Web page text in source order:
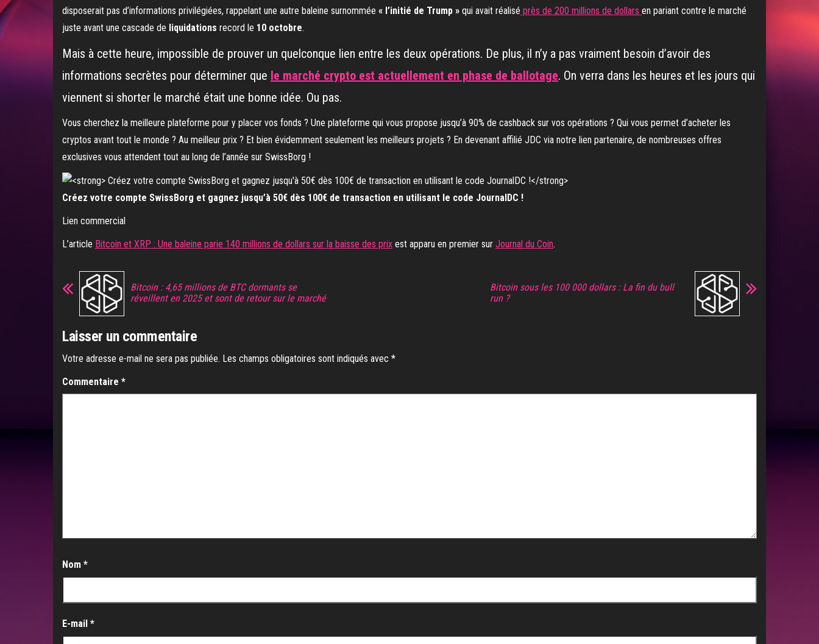
disposerait pas d’informations privilégiées, rappelant une autre baleine surnommée « l’initié de Trump » qui avait réalisé près de 200 millions de dollars en pariant contre le marché
juste avant une cascade de liquidations record le 10 octobre.
Mais à cette heure, impossible de prouver un quelconque lien entre les deux opérations. De plus, il n’y a pas vraiment besoin d’avoir des
informations secrètes pour déterminer que le marché crypto est actuellement en phase de ballotage. On verra dans les heures et les jours qui
viennent si shorter le marché était une bonne idée. Ou pas.
Vous cherchez la meilleure plateforme pour y placer vos fonds ? Une plateforme qui vous propose jusqu’à 90% de cashback sur vos opérations ? Qui vous permet d’acheter les
cryptos avant tout le monde ? Au meilleur prix ? Et bien évidemment seulement les meilleurs projets ? En devenant affilié JDC via notre lien partenaire, de nombreuses offres
exclusives vous attendent tout au long de l’année sur SwissBorg !
Créez votre compte SwissBorg et gagnez jusqu’à 50€ dès 100€ de transaction en utilisant le code JournalDC !
Lien commercial
L’article Bitcoin et XRP : Une baleine parie 140 millions de dollars sur la baisse des prix est apparu en premier sur Journal du Coin.
Bitcoin : 4,65 millions de BTC dormants se
réveillent en 2025 et sont de retour sur le marché
Bitcoin sous les 100 000 dollars : La fin du bull
run ?
Laisser un commentaire
Votre adresse e-mail ne sera pas publiée. Les champs obligatoires sont indiqués avec *
Commentaire *
Nom *
E-mail *